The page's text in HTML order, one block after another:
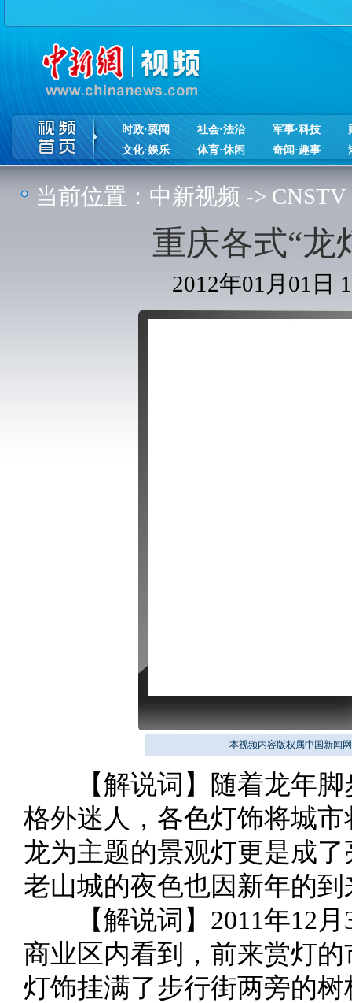
时政·要闻 社会·法治 军事·科技
文化·娱乐
体育·休闲 奇闻·趣事
当前位置： 中新视频 -> CNSTV
重庆各式“龙
2012年01月01
本视频内容版权属中国新闻
【解说词】随着龙年脚
格外迷人，各色灯饰将城
龙为主题的景观灯更是成
老山城的夜色也因新年的
【解说词】2011年12月
商业区内看到，前来赏灯
灯饰挂满了步行街两旁的